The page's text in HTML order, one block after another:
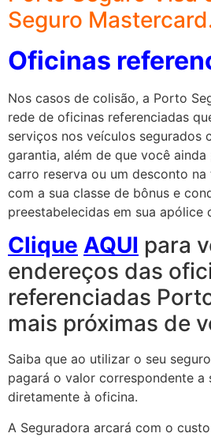
Seguro
Oficinas
Nos casos de colisão, a Porto
rede de oficinas referenciadas
serviços nos veículos segurados
garantia, além de que você
carro reserva ou um desconto
com a sua classe de bônus e
preestabelecidas em sua apólice
Clique AQUI para
endereços das
referenciadas
mais próximas de
Saiba que ao utilizar o seu
pagará o valor correspondente a
diretamente à oficina.
A Seguradora arcará com o